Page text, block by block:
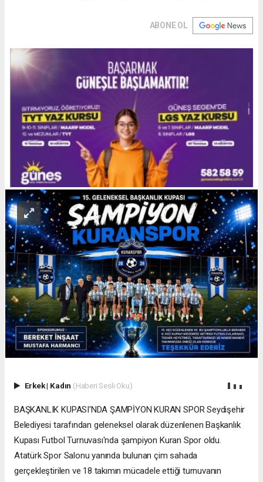
ABONE OL
Erkek| Kadın (Haberi Sesli Oku)
BAŞKANLIK KUPASI'NDA ŞAMPİYON KURAN SPOR Seydişehir
Belediyesi tarafından geleneksel olarak düzenlenen Başkanlık
Kupası Futbol Turnuvası'nda şampiyon Kuran Spor oldu.
Atatürk Spor Salonu yanında bulunan çim sahada
gerçekleştirilen ve 18 takımın mücadele ettiği turnuvanın